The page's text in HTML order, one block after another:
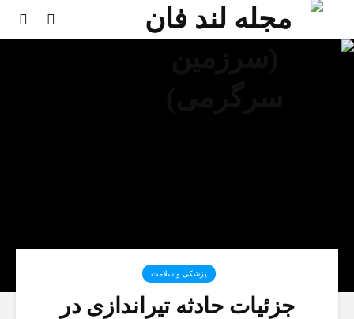
پزشکی و سلامت
جزئیات حادثه تیراندازی در